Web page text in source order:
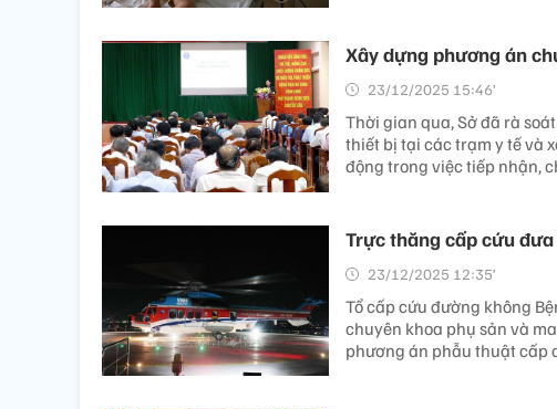
Xây dựng phương án
23/12/2025 15:46’
Thời gian qua, Sở đã rà
thiết bị tại các trạm y tế và
động trong việc tiếp nhận,
Trực thăng cấp cứu
23/12/2025 12:35’
Tổ cấp cứu đường không
chuyên khoa phụ sản và
phương án phẫu thuật cấp